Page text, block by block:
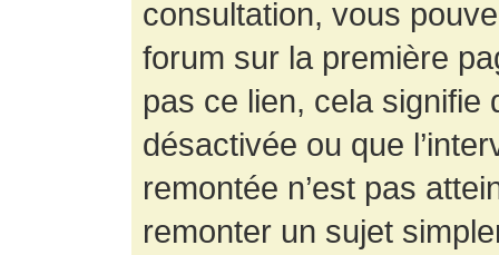
consultation, vous
forum sur la première
pas ce lien, cela signifie
désactivée ou que
remontée n’est pas
remonter un sujet